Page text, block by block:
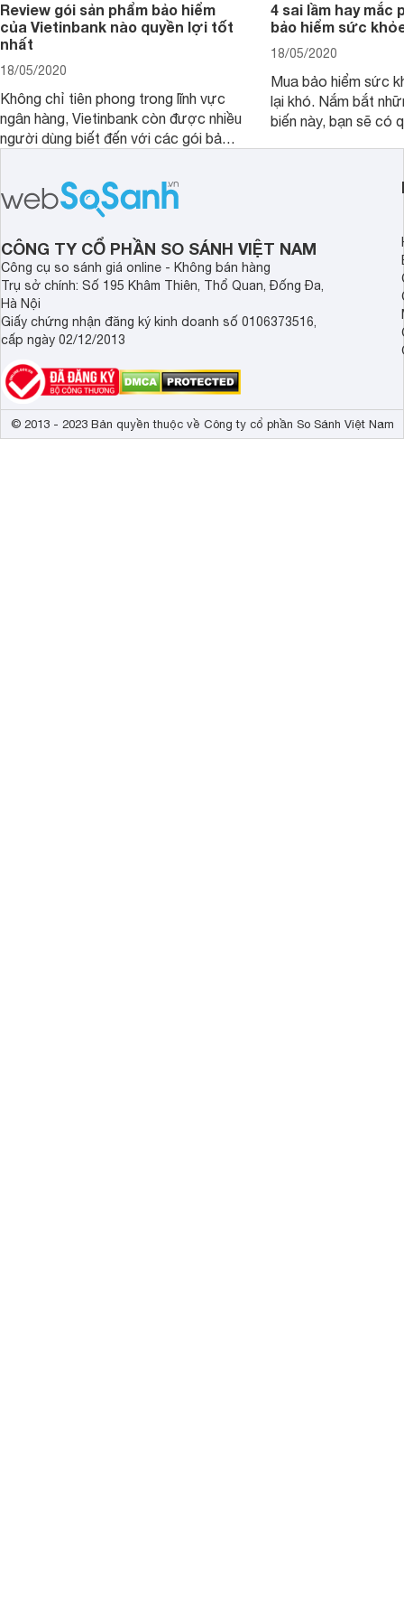
Review gói sản phẩm bảo hiểm
của Vietinbank nào quyền lợi tốt
nhất
18/05/2020
Không chỉ tiên phong trong lĩnh vực
ngân hàng, Vietinbank còn được nhiều
người dùng biết đến với các gói bảo
bảo hiểm của Vietinbank nào bạn nên
sở hữu nhất? Cùng đi tìm đáp án
trong bài viết sau đây.
4 sai lầm hay mắc
bảo hiểm sức
18/05/2020
Mua bảo hiểm sức
lại khó. Nắm bắt
biến này, bạn sẽ có
CÔNG TY CỔ PHẦN SO SÁNH VIỆT NAM
Công cụ so sánh giá online - Không bán hàng
Trụ sở chính: Số 195 Khâm Thiên, Thổ Quan, Đống Đa,
Hà Nội
Giấy chứng nhận đăng ký kinh doanh số 0106373516,
cấp ngày 02/12/2013
© 2013 - 2023 Bản quyền thuộc về Công ty cổ phần So Sánh Việt Nam